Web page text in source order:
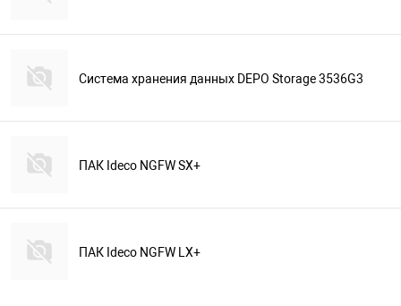
Система хранения данных DEPO Storage 3536G3
ПАК Ideco NGFW SX+
ПАК Ideco NGFW LX+